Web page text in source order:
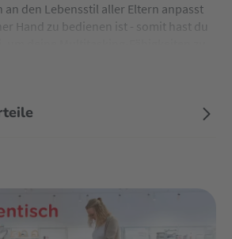
an den Lebensstil aller Eltern anpasst
Hand zu bedienen ist - somit hast du
als frischgebackener Elternteil
hat auch dieses Modell ein
aufrechte Körperhaltung
sogar eine clevere LED-Beleuchtung
auch im Dunkeln gut zu